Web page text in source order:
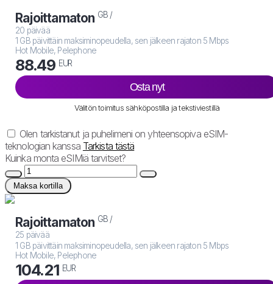
Rajoittamaton GB /
20 päivää
1 GB päivittäin maksiminopeudella, sen jälkeen rajaton 5 Mbps
Hot Mobile, Pelephone
88.49 EUR
Osta nyt
Välitön toimitus sähköpostilla ja tekstiviestillä
Olen tarkistanut ja puhelimeni on yhteensopiva eSIM-
teknologian kanssa Tarkista tästä
Kuinka monta eSIMiä tarvitset?
Maksa kortilla
Rajoittamaton GB /
25 päivää
1 GB päivittäin maksiminopeudella, sen jälkeen rajaton 5 Mbps
Hot Mobile, Pelephone
104.21 EUR